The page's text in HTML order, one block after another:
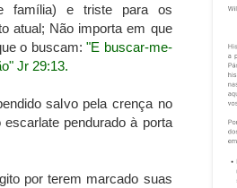
família) e triste para os
atual; Não importa em que
o buscam:"E buscar-me-
Jr 29:13.
salvo pela crença no
pendurado à porta
por terem marcado suas